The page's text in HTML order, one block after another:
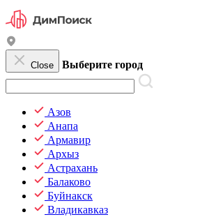
Close Выберите город
Азов
Анапа
Армавир
Архыз
Астрахань
Балаково
Буйнакск
Владикавказ